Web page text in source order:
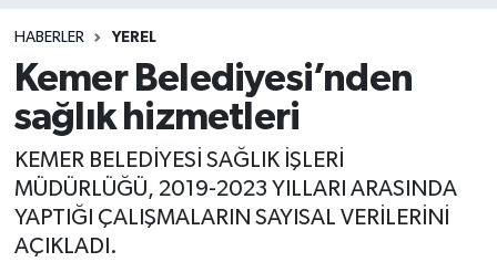
HABERLER YEREL
Kemer Belediyesi’nden
sağlık hizmetleri
KEMER BELEDİYESİ SAĞLIK İŞLERİ
MÜDÜRLÜĞÜ, 2019-2023 YILLARI ARASINDA
YAPTIĞI ÇALIŞMALARIN SAYISAL VERİLERİNİ
AÇIKLADI.